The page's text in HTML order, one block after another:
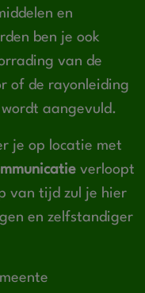
en
ben je ook
van de
of de rayonleiding
aangevuld.
je op locatie met
verloopt
van tijd zul je hier
en zelfstandiger